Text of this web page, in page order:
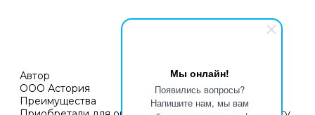
Мы онлайн!
Появились вопросы?
Напишите нам, мы вам
Автор
ООО Астория
Преимущества